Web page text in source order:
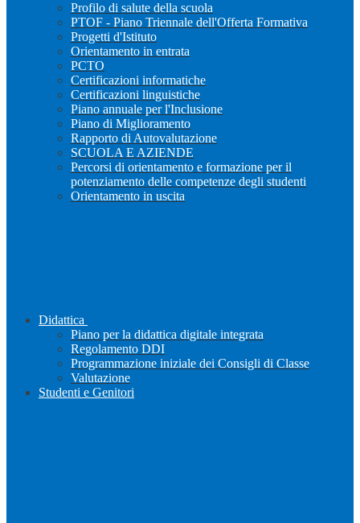
Profilo di salute della scuola
PTOF - Piano Triennale dell'Offerta Formativa
Progetti d'Istituto
Orientamento in entrata
PCTO
Certificazioni informatiche
Certificazioni linguistiche
Piano annuale per l'Inclusione
Piano di Miglioramento
Rapporto di Autovalutazione
SCUOLA E AZIENDE
Percorsi di orientamento e formazione per il
potenziamento delle competenze degli studenti
Orientamento in uscita
Didattica
Piano per la didattica digitale integrata
Regolamento DDI
Programmazione iniziale dei Consigli di Classe
Valutazione
Studenti e Genitori